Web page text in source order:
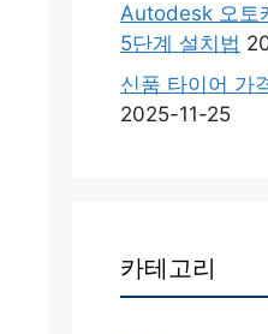
Autodesk 오토
5단계 설치법
신품 타이어 가
2025-11-25
카테고리